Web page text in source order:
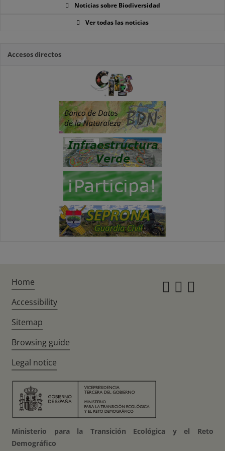
Noticias sobre Biodiversidad
Ver todas las noticias
Accesos directos
Home
Accessibility
Sitemap
Browsing guide
Legal notice
Ministerio para la Transición Ecológica y el Reto
Demográfico